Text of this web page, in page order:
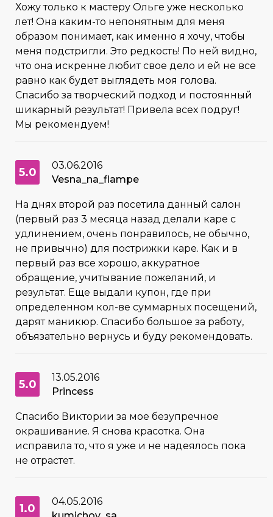
Хожу только к мастеру Ольге уже несколько
лет! Она каким-то непонятным для меня
образом понимает, как именно я хочу, чтобы
меня подстригли. Это редкость! По ней видно,
что она искренне любит свое дело и ей не все
равно как будет выглядеть моя голова.
Спасибо за творческий подход и постоянный
шикарный результат! Привела всех подруг!
Мы рекомендуем!
5.0
03.06.2016
Vesna_na_flampe
На днях второй раз посетила данный салон
(первый раз 3 месяца назад делали каре с
удлинением, очень понравилось, не обычно,
не привычно) для пострижки каре. Как и в
первый раз все хорошо, аккуратное
обращение, учитывание пожеланий, и
результат. Еще выдали купон, где при
определенном кол-ве суммарных посещений,
дарят маникюр. Спасибо большое за работу,
объязательно вернусь и буду рекомендовать.
5.0
13.05.2016
Princess
Спасибо Виктории за мое безупречное
окрашивание. Я снова красотка. Она
исправила то, что я уже и не надеялось пока
не отрастет.
1.0
04.05.2016